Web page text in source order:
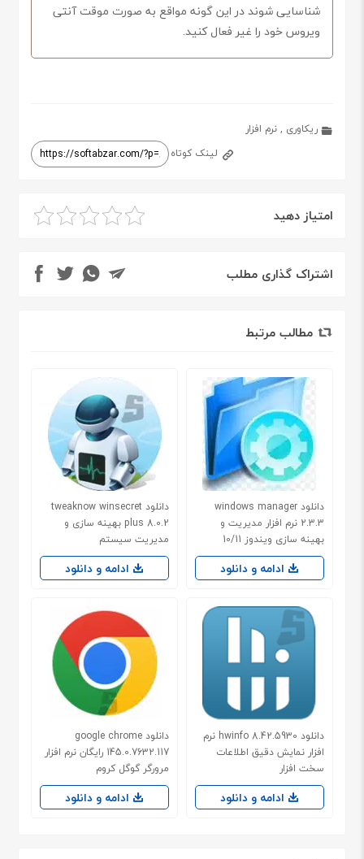
شناسایی شوند در این گونه مواقع به صورت موقت آنتی
ویروس خود را غیر فعال کنید.
ریکاوری ,نرم افزار
لینک کوتاه
امتیاز دهید
اشتراک گذاری مطلب
مطالب مرتبط
دانلود windows manager
2.3.3 نرم افزار مدیریت و
بهینه سازی ویندوز 10/11
ادامه و دانلود
دانلود tweaknow winsecret
plus 8.0.2 بهینه سازی و
مدیریت سیستم
ادامه و دانلود
دانلود hwinfo 8.42.5930 نرم
افزار نمایش دقیق اطلاعات
سخت افزار
ادامه و دانلود
دانلود google chrome
145.0.7632.117 رایگان نرم افزار
مرورگر گوگل کروم
ادامه و دانلود